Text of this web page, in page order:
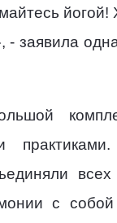
йогой!
заявила
с